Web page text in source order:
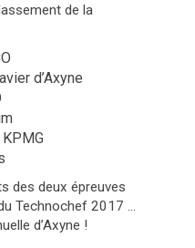
de la
d’Axyne
des deux épreuves
Technochef 2017 …
d’Axyne !